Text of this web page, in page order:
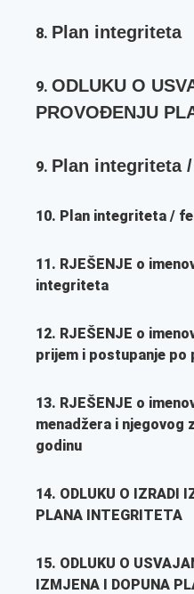
8. Plan integriteta
9. ODLUKU O
PROVOĐENJU
9. Plan integriteta
10. Plan integriteta /
11. RJEŠENJE o
integriteta
12. RJEŠENJE o
prijem i postupanje po
13. RJEŠENJE o
menadžera i njegovog
godinu
14. ODLUKU O IZRADI
PLANA INTEGRITETA
15. ODLUKU O
IZMJENA I DOPUNA